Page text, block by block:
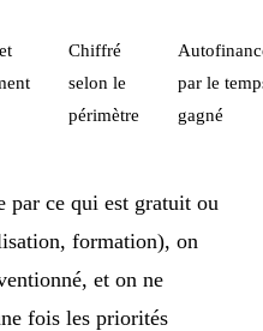
Chiffré
selon le
périmètre
par le
gagné
par ce qui est gratuit ou
formation), on
et on ne
fois les priorités